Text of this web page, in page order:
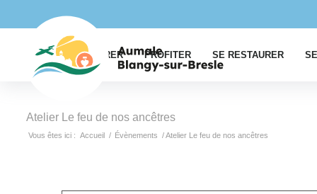
EXPLORER PROFITER SE RESTAURER
Atelier Le feu de nos ancêtres
Vous êtes ici : Accueil / Évènements /Atelier Le feu de nos ancêtres